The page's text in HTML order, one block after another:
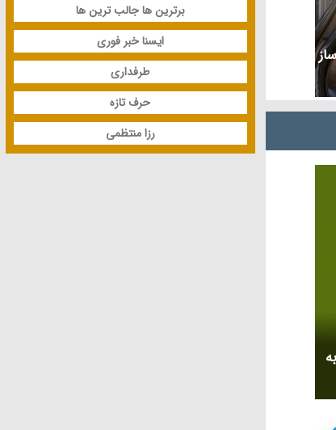
تاریخ روز جهانی مادر 2026 سال 1405 به
برترین ها جالب ترین ها
ایسنا خبر فوری
طرفداری
حرف تازه
رزا منتظمی